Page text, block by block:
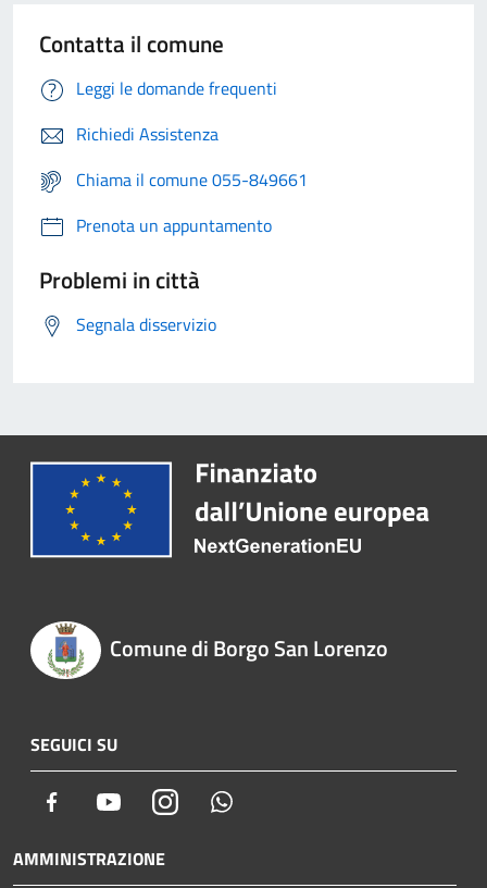
Contatta il comune
Leggi le domande frequenti
Richiedi Assistenza
Chiama il comune 055-849661
Prenota un appuntamento
Problemi in città
Segnala disservizio
Comune di Borgo San Lorenzo
SEGUICI SU
Facebook YoutubeInstagram
AMMINISTRAZIONE